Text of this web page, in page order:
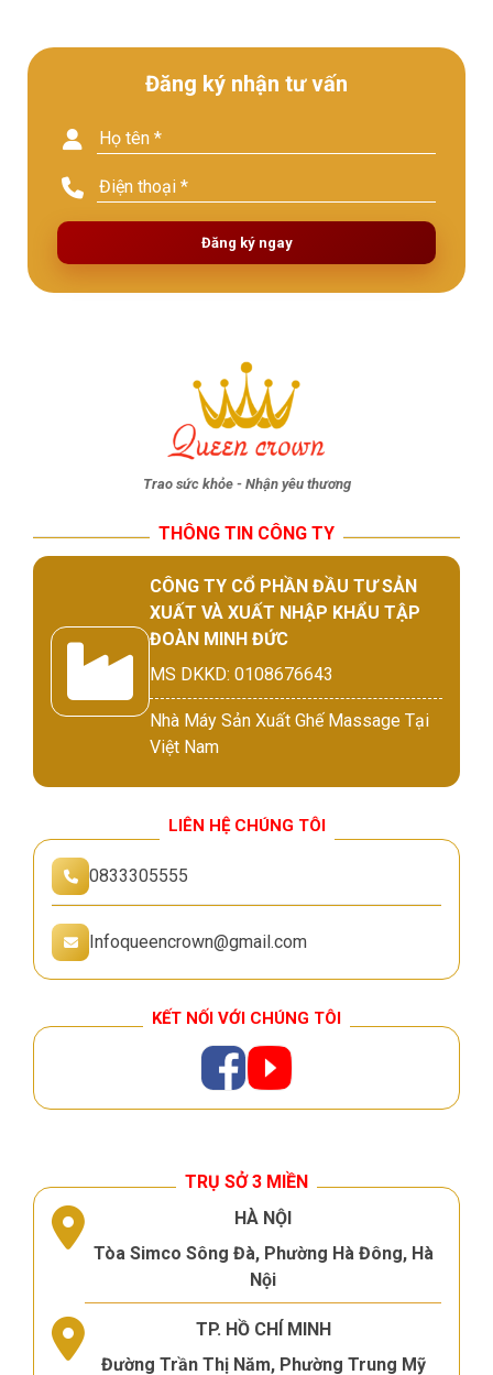
Đăng ký nhận tư vấn
Đăng ký ngay
Trao sức khỏe - Nhận yêu thương
THÔNG TIN CÔNG TY
CÔNG TY CỔ PHẦN ĐẦU TƯ SẢN
XUẤT VÀ XUẤT NHẬP KHẨU TẬP
ĐOÀN MINH ĐỨC
MS DKKD: 0108676643
Nhà Máy Sản Xuất Ghế Massage Tại
Việt Nam
LIÊN HỆ CHÚNG TÔI
0833305555
Infoqueencrown@gmail.com
KẾT NỐI VỚI CHÚNG TÔI
TRỤ SỞ 3 MIỀN
HÀ NỘI
Tòa Simco Sông Đà, Phường Hà Đông, Hà
Nội
TP. HỒ CHÍ MINH
Đường Trần Thị Năm, Phường Trung Mỹ